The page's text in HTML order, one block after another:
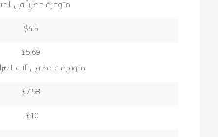
متوفرة حصرياً في
$4.5
$5.69
متوفرة فقط في آلات
$7.58
$10